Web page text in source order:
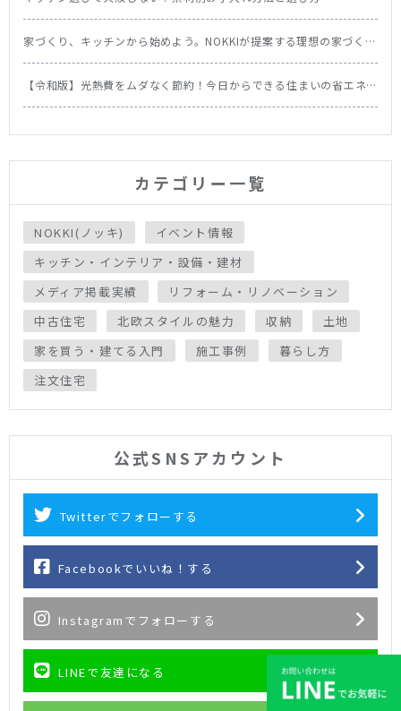
家づくり、キッチンから始めよう。NOKKIが提案する理想の家づくり
【令和版】光熱費をムダなく節約！今日からできる住まいの省エネ
カテゴリー一覧
NOKKI(ノッキ)
イベント情報
キッチン・インテリア・設備・建材
メディア掲載実績
リフォーム・リノベーション
中古住宅
北欧スタイルの魅力 収納
土地
家を買う・建てる入門
施工事例
暮らし方
注文住宅
公式SNSアカウント
Twitterでフォローする
Facebookでいいね！する
Instagramでフォローする
LINEで友達になる